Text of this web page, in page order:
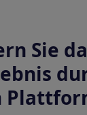
Sie